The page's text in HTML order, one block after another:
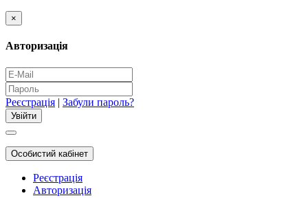
×
Авторизація
Реєстрація | Забули пароль?
Особистий кабінет
Реєстрація
Авторизація